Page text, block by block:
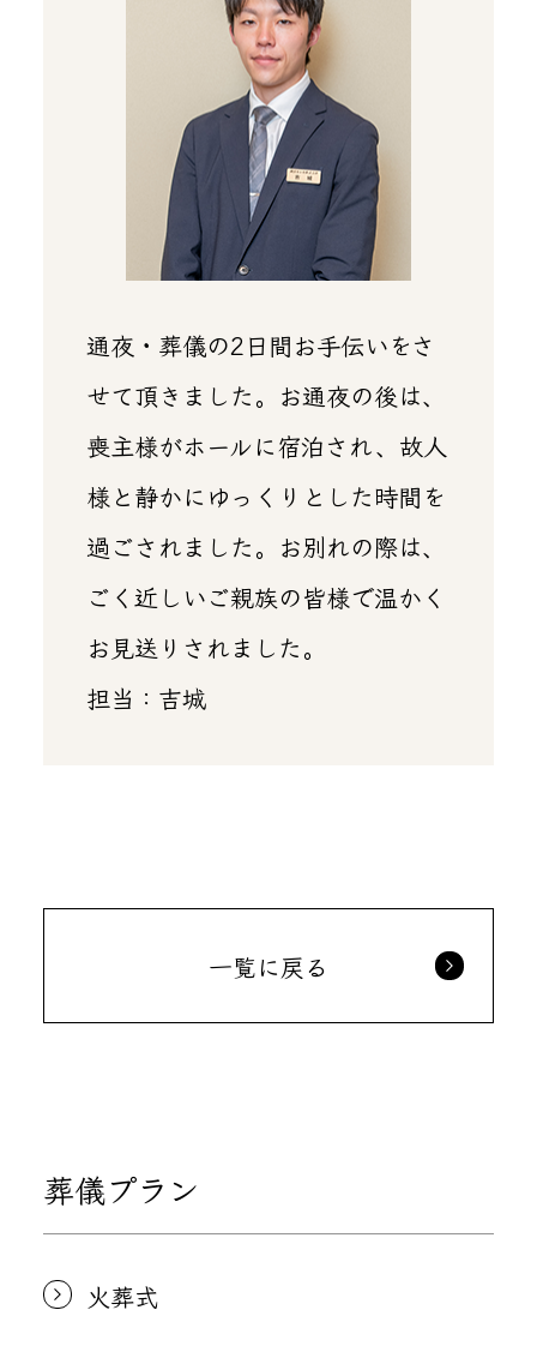
通夜・葬儀の2日間お手伝いをさ
せて頂きました。お通夜の後は、
喪主様がホールに宿泊され、故人
様と静かにゆっくりとした時間を
過ごされました。お別れの際は、
ごく近しいご親族の皆様で温かく
お見送りされました。
担当：吉城
一覧に戻る
葬儀プラン
火葬式